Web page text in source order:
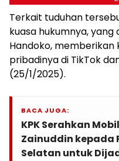
Terkait tuduhan
kuasa hukumnya,
Handoko, memberikan
pribadinya di TikTok
(25/1/2025).
BACA JUGA:
KPK Serahkan
Zainuddin kepada
Selatan untuk